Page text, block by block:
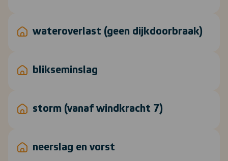
wateroverlast (geen dijkdoorbraak)
blikseminslag
storm (vanaf windkracht 7)
neerslag en vorst